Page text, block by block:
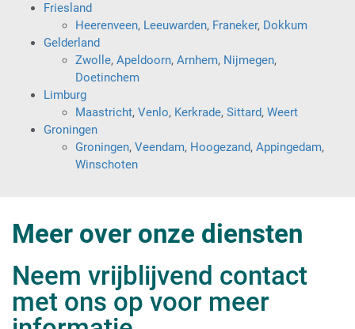
Friesland
Heerenveen, Leeuwarden, Franeker, Dokkum
Gelderland
Zwolle, Apeldoorn, Arnhem, Nijmegen,
Doetinchem
Limburg
Maastricht, Venlo, Kerkrade, Sittard, Weert
Groningen
Groningen, Veendam, Hoogezand, Appingedam,
Winschoten
Meer over onze diensten
Neem vrijblijvend contact
met ons op voor meer